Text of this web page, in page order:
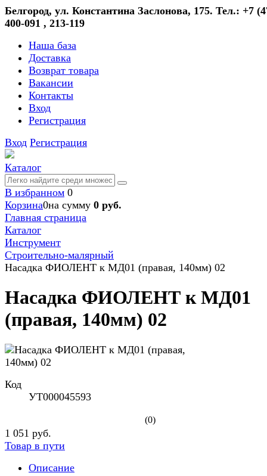
Белгород, ул. Константина Заслонова, 175. Тел.: +7
400-091 , 213-119
Наша база
Доставка
Возврат товара
Вакансии
Контакты
Вход
Регистрация
Вход Регистрация
Каталог
В избранном 0
Корзина0на сумму 0 руб.
Главная страница
Каталог
Инструмент
Строительно-малярный
Насадка ФИОЛЕНТ к МД01 (правая, 140мм) 02
Насадка ФИОЛЕНТ к МД01
(правая, 140мм) 02
Код
УТ000045593
(0)
1 051 руб.
Товар в пути
Описание